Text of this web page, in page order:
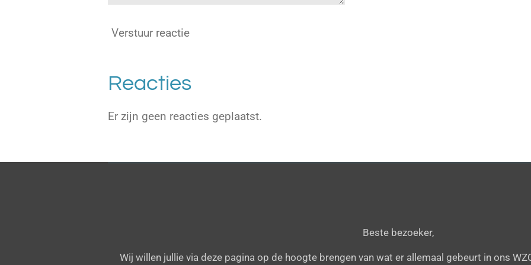
Verstuur reactie
Reacties
Er zijn geen reacties geplaatst.
Beste bezoeker,
Wij willen jullie via deze pagina op de hoogte brengen van wat er allemaal gebeurt in ons